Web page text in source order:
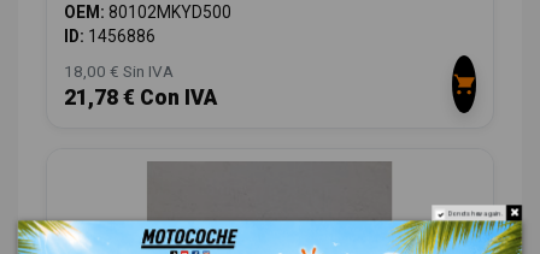
OEM: 80102MKYD500
ID: 1456886
18,00 € Sin IVA
21,78 € Con IVA
Do not show again.